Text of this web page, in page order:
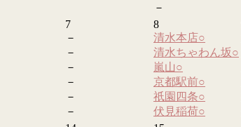
－
7
－
－
－
－
－
－
8
清水本店○
清水ちゃわん坂○
嵐山○
京都駅前○
祇園四条○
伏見稲荷○